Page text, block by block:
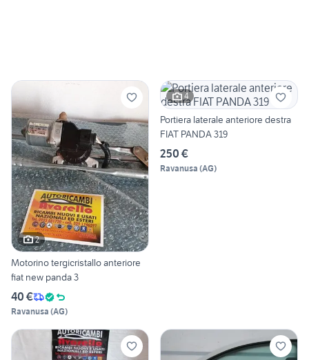
2
Motorino tergicristallo anteriore
fiat new panda 3
40 €
Ravanusa (AG)
4
Portiera laterale anteriore destra
FIAT PANDA 319
250 €
Ravanusa (AG)